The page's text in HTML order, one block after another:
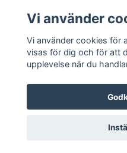
Vi använder
Vi använder cookies för
visas för dig och för att
upplevelse när du